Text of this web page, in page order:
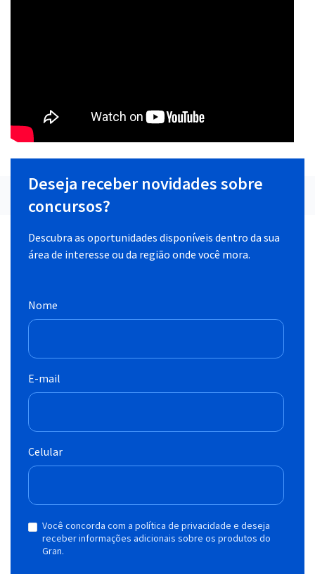
Deseja receber novidades sobre
concursos?
Descubra as oportunidades disponíveis dentro da sua
área de interesse ou da região onde você mora.
Nome
E-mail
Celular
Você concorda com a política de privacidade e deseja
receber informações adicionais sobre os produtos do
Gran.